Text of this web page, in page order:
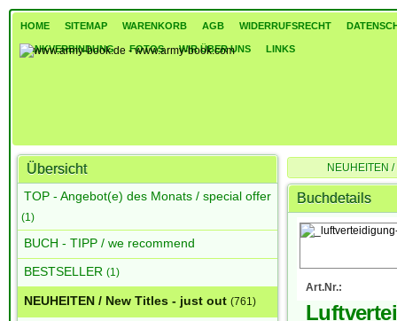
HOME SITEMAP WARENKORB AGB WIDERRUFSRECHT
BANKVERBINDUNG FOTOS WIR ÜBER UNS LINKS
Übersicht
TOP - Angebot(e) des Monats / special offer
(1)
BUCH - TIPP / we recommend
BESTSELLER (1)
NEUHEITEN / New Titles - just out (761)
NEUHEITEN
Luftverteidigung der
Buchdetails
Art.Nr.: